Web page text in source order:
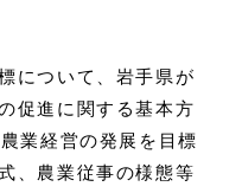
について、岩手県が
促進に関する基本方
業経営の発展を目標
、農業従事の様態等